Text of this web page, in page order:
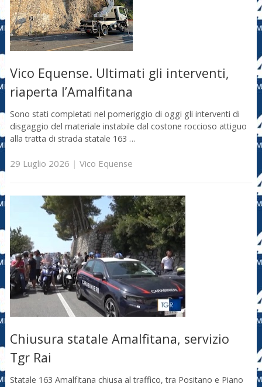
Vico Equense. Ultimati gli interventi,
riaperta l’Amalfitana
Sono stati completati nel pomeriggio di oggi gli interventi di
disgaggio del materiale instabile dal costone roccioso attiguo
alla tratta di strada statale 163 …
29 Luglio 2026 | Vico Equense
Chiusura statale Amalfitana, servizio
Tgr Rai
Statale 163 Amalfitana chiusa al traffico, tra Positano e Piano